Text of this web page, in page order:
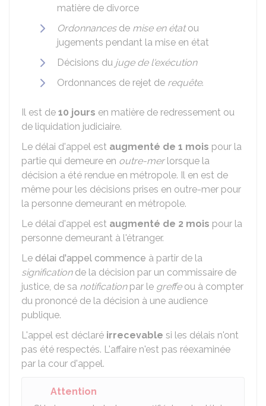
matière de divorce
Ordonnancesde mise en étatou
jugements pendant la mise en état
Décisions du juge de l'exécution
Ordonnances de rejet de requête.
Il est de 10 jours en matière de redressement ou
de liquidation judiciaire.
Le délai d'appel est augmenté de 1 mois pour la
partie qui demeure en outre-merlorsque la
décision a été rendue en métropole. Il en est de
même pour les décisions prises en outre-mer pour
la personne demeurant en métropole.
Le délai d'appel est augmenté de 2 mois pour la
personne demeurant à l'étranger.
Le délai d'appel commence à partir de la
significationde la décision par un commissaire de
justice, de sa notificationpar le greffeou à compter
du prononcé de la décision à une audience
publique.
L'appel est déclaré irrecevable si les délais n'ont
pas été respectés. L'affaire n'est pas réexaminée
par la cour d'appel.
Attention